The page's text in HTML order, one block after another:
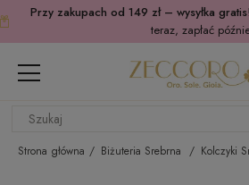
Przy zakupach od 149 zł – wysyłka gratis!
teraz, zapłać
Strona główna Biżuteria Srebrna Kolczyki